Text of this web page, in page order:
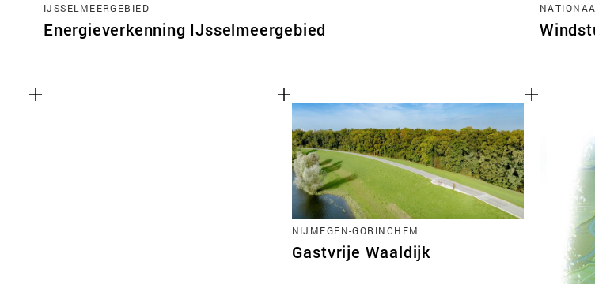
IJSSELMEERGEBIED
Energieverkenning IJsselmeergebied
NIJMEGEN-GORINCHEM
Gastvrije Waaldijk